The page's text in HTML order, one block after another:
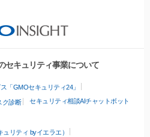
セキュリティ事業について
「GMOセキュリティ24」
ク診断 セキュリティ相談AIチャットボット
リティ byイエラエ）